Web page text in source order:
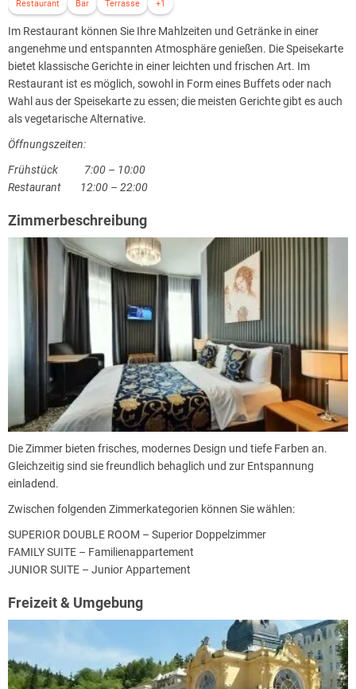
Restaurant Bar Terrasse +1
Im Restaurant können Sie Ihre Mahlzeiten und Getränke in einer
angenehme und entspannten Atmosphäre genießen. Die Speisekarte
bietet klassische Gerichte in einer leichten und frischen Art. Im
Restaurant ist es möglich, sowohl in Form eines Buffets oder nach
Wahl aus der Speisekarte zu essen; die meisten Gerichte gibt es auch
als vegetarische Alternative.
Öffnungszeiten:
Frühstück 7:00 – 10:00
Restaurant 12:00 – 22:00
Zimmerbeschreibung
Die Zimmer bieten frisches, modernes Design und tiefe Farben an.
Gleichzeitig sind sie freundlich behaglich und zur Entspannung
einladend.
Zwischen folgenden Zimmerkategorien können Sie wählen:
SUPERIOR DOUBLE ROOM – Superior Doppelzimmer
FAMILY SUITE – Familienappartement
JUNIOR SUITE – Junior Appartement
Freizeit & Umgebung